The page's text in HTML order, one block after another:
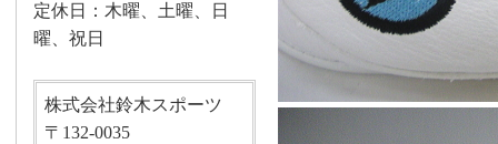
定休日：木曜、土曜、日
曜、祝日
株式会社鈴木スポーツ
〒132-0035